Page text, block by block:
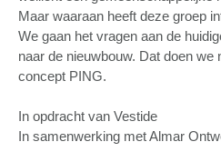
Maar waaraan heeft deze groep
We gaan het vragen aan de
naar de nieuwbouw. Dat doen
concept PING.
In opdracht van Vestide
In samenwerking met Almar